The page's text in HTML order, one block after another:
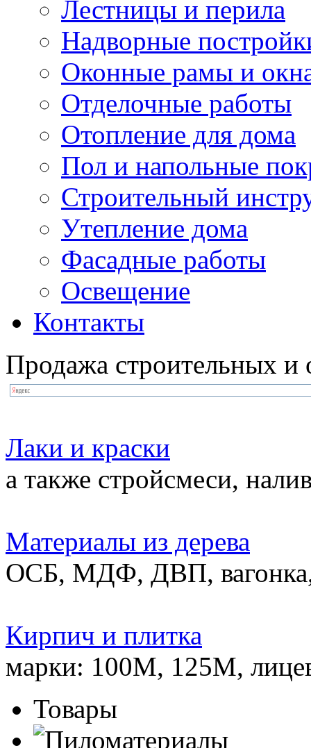
Лестницы и перила
Надворные
Оконные рамы и
Отделочные работы
Отопление для дома
Пол и напольные
Строительный
Утепление дома
Фасадные работы
Освещение
Контакты
Продажа строительных и
Лаки и краски
а также стройсмеси,
Материалы из дерева
ОСБ, МДФ, ДВП,
Кирпич и плитка
марки: 100М, 125М,
Товары